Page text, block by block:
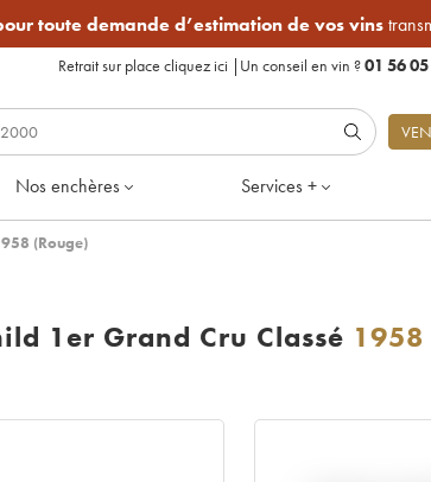
toute demande d’estimation de vos vins
Retrait sur place cliquez ici | Un conseil en vin ?01 56
Nos enchères Services +
(Rouge)
1er Grand Cru Classé 1958